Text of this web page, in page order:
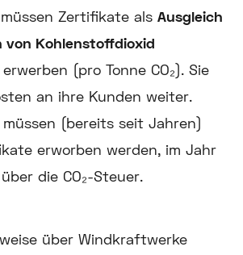
Zertifikate als Ausgleich
von Kohlenstoffdioxid
(pro Tonne CO₂). Sie
an ihre Kunden weiter.
(bereits seit Jahren)
erworben werden, im Jahr
die CO₂-Steuer.
über Windkraftwerke